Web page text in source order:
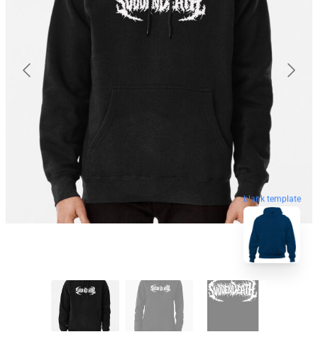
blank template